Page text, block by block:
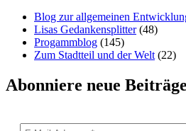
Blog zur allgemeinen
Lisas Gedankensplitter(48)
Progammblog (145)
Zum Stadtteil und der Welt(22)
Abonniere neue